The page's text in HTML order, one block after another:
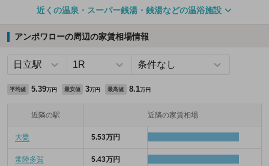
近くの温泉・スーパー銭湯・銭湯などの温浴施設
アンポワローの周辺の家賃相場情報
平均値 5.39万円 最安値 3万円 最高値 8.1万円
近隣の駅 近隣の家賃相場
大甕 5.53万円
常陸多賀 5.43万円